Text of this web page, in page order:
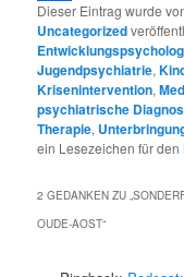
Link
Teilen
Dieser Eintrag wurde
Uncategorized
Jugendpsychiatrie,
Krisenintervention,
psychiatrische
Therapie,
ein Lesezeichen für den
2 GEDANKEN ZU „
OUDE-AOST“